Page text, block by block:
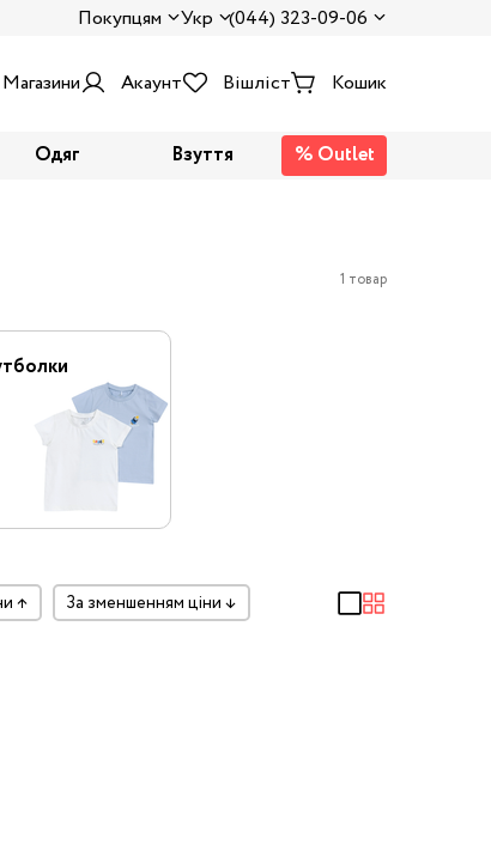
Покупцям Укр (044) 323-09-06
Магазини Акаунт Вішліст Кошик
Одяг Взуття
% Outlet
1 товар
↑ за зменшенням ціни ↓